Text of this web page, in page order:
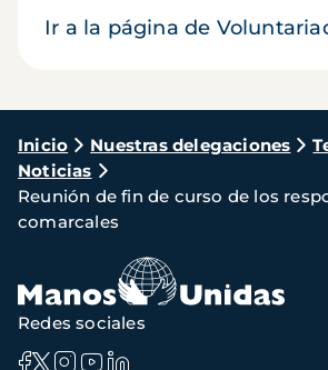
Ir a la página de
Ruta
de
navegación
Inicio Nuestras delegaciones
Noticias
Reunión de fin de curso de los
comarcales
Redes sociales